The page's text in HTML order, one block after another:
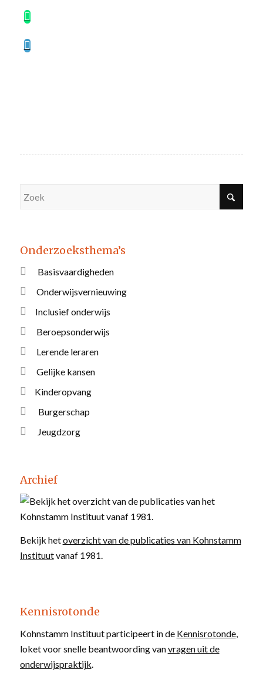
Onderzoeksthema’s
Basisvaardigheden
Onderwijsvernieuwing
Inclusief onderwijs
Beroepsonderwijs
Lerende leraren
Gelijke kansen
Kinderopvang
Burgerschap
Jeugdzorg
Archief
Bekijk hetoverzicht van de publicaties van Kohnstamm
Instituutvanaf 1981.
Kennisrotonde
Kohnstamm Instituut participeert in de Kennisrotonde,
loket voor snelle beantwoording vanvragen uit de
onderwijspraktijk.